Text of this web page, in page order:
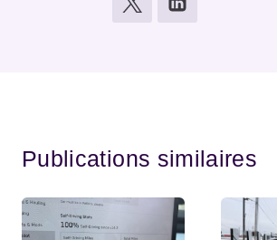
Publications similaires